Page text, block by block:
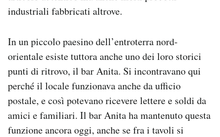
industriali fabbricati altrove.
In un piccolo paesino dell’entroterra nord-
orientale esiste tuttora anche uno dei loro storici
punti di ritrovo, il bar Anita. Si incontravano qui
perché il locale funzionava anche da ufficio
postale, e così potevano ricevere lettere e soldi da
amici e familiari. Il bar Anita ha mantenuto questa
funzione ancora oggi, anche se fra i tavoli si